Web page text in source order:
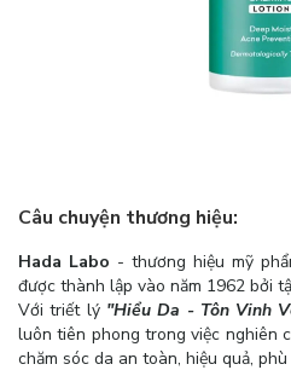
Câu chuyện thương hiệu:
Hada Labo - thương hiệu mỹ
được thành lập vào năm 1962 bởi
Với triết lý "Hiểu Da - Tôn Vinh
luôn tiên phong trong việc nghiên
chăm sóc da an toàn, hiệu quả,